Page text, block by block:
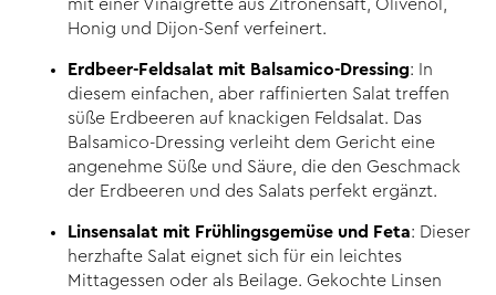
mit einer Vinaigrette aus Zitronensaft, Olivenöl,
Honig und Dijon-Senf verfeinert.
Erdbeer-Feldsalat mit Balsamico-Dressing: In
diesem einfachen, aber raffinierten Salat treffen
süße Erdbeeren auf knackigen Feldsalat. Das
Balsamico-Dressing verleiht dem Gericht eine
angenehme Süße und Säure, die den Geschmack
der Erdbeeren und des Salats perfekt ergänzt.
Linsensalat mit Frühlingsgemüse und Feta: Dieser
herzhafte Salat eignet sich für ein leichtes
Mittagessen oder als Beilage. Gekochte Linsen